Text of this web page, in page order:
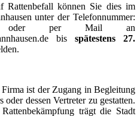
Rattenbefall können Sie dies im
unter der Telefonnummer:
9 oder per Mail an
bis spätestens 27.
Firma ist der Zugang in Begleitung
oder dessen Vertreter zu gestatten.
trägt die Stadt